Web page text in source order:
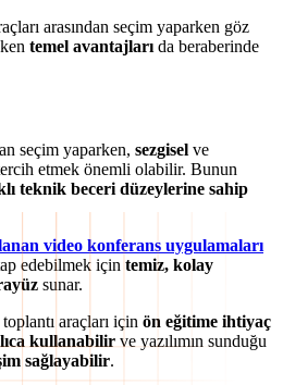
arasından seçim yaparken göz
temel avantajları da beraberinde
seçim yaparken, sezgisel ve
etmek önemli olabilir. Bunun
teknik beceri düzeylerine sahip
video konferans uygulamaları
edebilmek için temiz, kolay
sunar.
araçları için ön eğitime ihtiyaç
kullanabilir ve yazılımın sunduğu
sağlayabilir.